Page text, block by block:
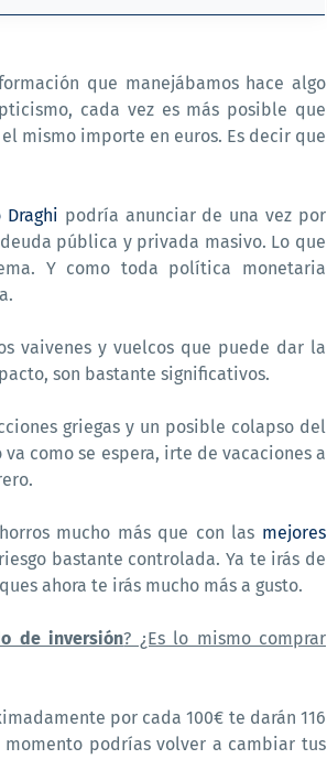
que manejábamos hace algo
cada vez es más posible que
mismo importe en euros. Es decir que
Draghi podría anunciar de una vez por
pública y privada masivo. Lo que
Y como toda política monetaria
vaivenes y vuelcos que puede dar la
son bastante significativos.
griegas y un posible colapso del
como se espera, irte de vacaciones a
mucho más que con las mejores
bastante controlada. Ya te irás de
ahora te irás mucho más a gusto.
de inversión? ¿Es lo mismo comprar
por cada 100€ te darán 116
podrías volver a cambiar tus